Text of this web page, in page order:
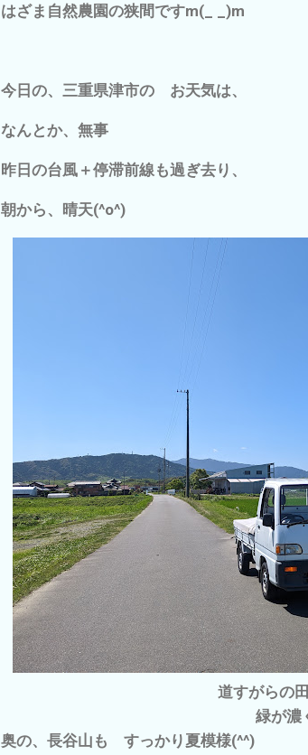
はざま自然農園の狭間ですm(_ _)m
今日の、三重県津市の お天気は、
なんとか、無事
昨日の台風＋停滞前線も過ぎ去り、
朝から、晴天(^o^)
道すがらの
緑が濃
奥の、長谷山も すっかり夏模様(^^)